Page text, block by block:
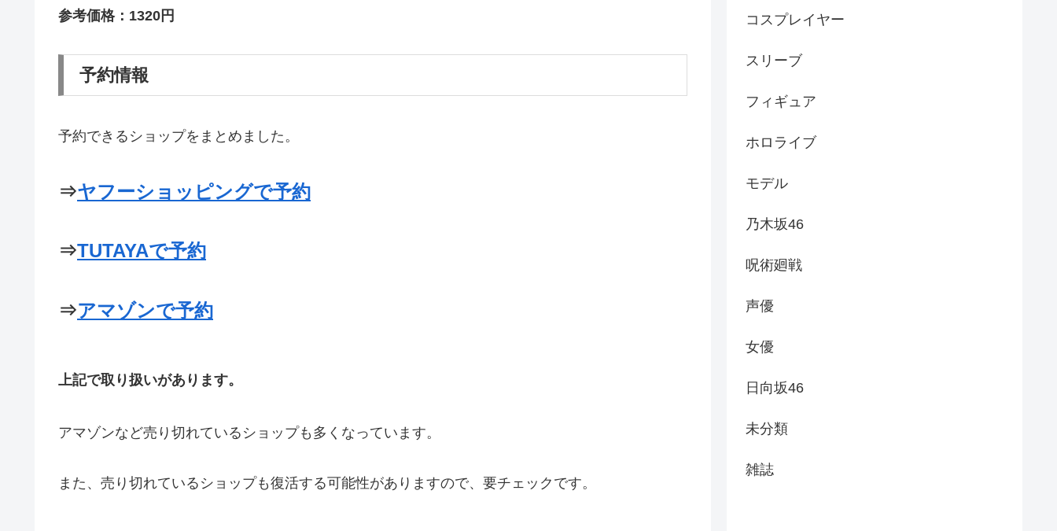
参考価格：1320円
予約情報
予約できるショップをまとめました。
⇒ヤフーショッピングで予約
⇒TUTAYAで予約
⇒アマゾンで予約
上記で取り扱いがあります。
アマゾンなど売り切れているショップも多くなっています。
また、売り切れているショップも復活する可能性がありますので、要チェックです。
コスプレイヤー
スリーブ
フィギュア
ホロライブ
モデル
乃木坂46
呪術廻戦
声優
女優
日向坂46
未分類
雑誌